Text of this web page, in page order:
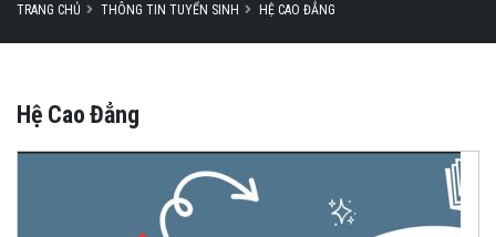
TRANG CHỦ THÔNG TIN TUYỂN SINH HỆ CAO ĐẲNG
Hệ Cao Đẳng